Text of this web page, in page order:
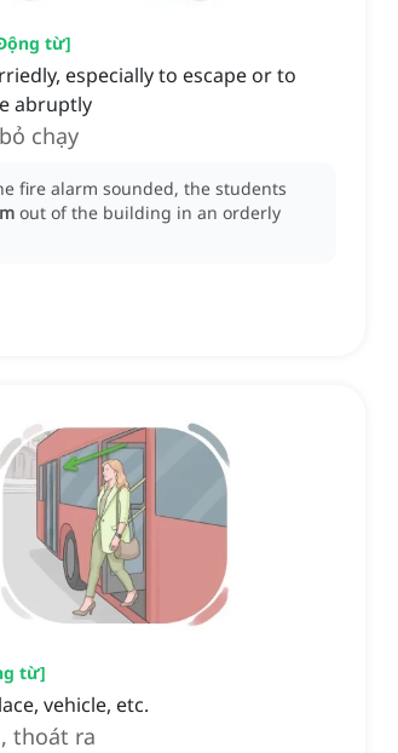
từ]
especially to escape or to
abruptly
chạy
fire alarm sounded, the students
out of the building in an orderly
từ]
vehicle, etc.
thoát ra